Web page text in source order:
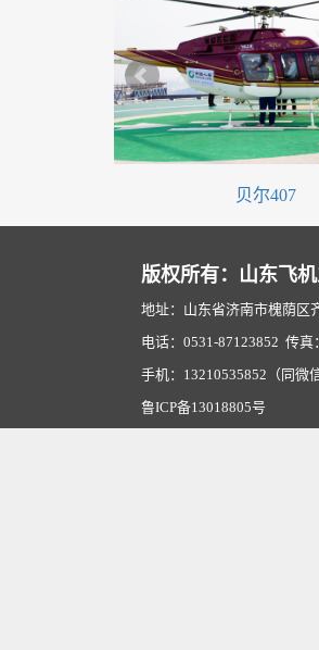
贝尔407
版权所有：山东飞
地址：山东省济南市槐荫区
电话：0531-87123852 传真
手机：13210535852（同
鲁ICP备13018805号